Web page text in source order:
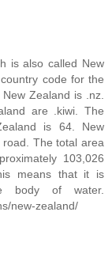
is also called New
code for the
Zealand is .nz.
are .kiwi. The
is 64. New
The total area
103,026
means that it is
body of water.
new-zealand/